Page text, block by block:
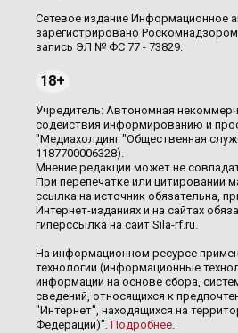
Сетевое издание Информационное
зарегистрировано
запись ЭЛ № ФС 77 - 73829.
18+
Учредитель: Автономная
содействия информированию и
"Медиахолдинг "Общественная
1187700006328).
Мнение редакции может не
При перепечатке или цитировании
ссылка на источник обязательна,
Интернет-изданиях и на сайтах
гиперссылка на сайт Sila-rf.ru.
На информационном ресурсе
технологии (информационные
информации на основе сбора,
сведений, относящихся к
"Интернет", находящихся на
Федерации)". Подробнее.